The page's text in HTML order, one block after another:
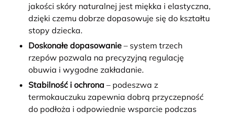
jakości skóry naturalnej jest miękka i elastyczna,
dzięki czemu dobrze dopasowuje się do kształtu
stopy dziecka.
Doskonałe dopasowanie – system trzech
rzepów pozwala na precyzyjną regulację
obuwia i wygodne zakładanie.
Stabilność i ochrona – podeszwa z
termokauczuku zapewnia dobrą przyczepność
do podłoża i odpowiednie wsparcie podczas